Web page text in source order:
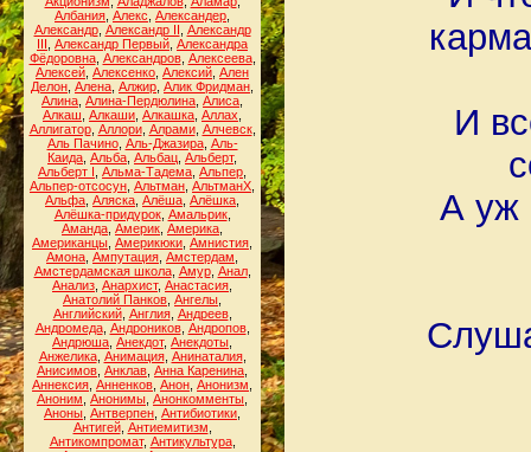
Албания Алекс Александер
Александр, Александр II Александр
III Александр Первый Александра
Фёдоровна, Александров, Алексеева,
Алексей Алексенко Алексий Ален
Делон Алена Алжир Алик Фридман
Алина Алина-Пердюлина Алиса
Алкаш Алкаши Алкашка Аллах
Аллигатор, Аллори, Алрами, Алчевск,
Аль Пачино, Аль-Джазира, Аль-
Каида Альба Альбац Альберт,
Альберт I Альма-Тадема Альпер
Альпер-отсосун Альтман АльтманХ
Альфа Аляска Алёша Алёшка
Алёшка-придурок, Амальрик,
Аманда Америк Америка
Американцы Америкюки Амнистия
Амона Ампутация Амстердам
Амстердамская школа, Амур, Анал,
Анализ Анархист, Анастасия
Анатолий Панков Ангелы
Английский, Англия, Андреев,
Андромеда, Андроников, Андропов,
Андрюша Анекдот, Анекдоты
Анжелика, Анимация, Анинаталия,
Анисимов Анклав Анна Каренина
Аннексия Анненков Анон Анонизм
Аноним Анонимы Анонкомменты
Аноны Антверпен Антибиотики
Антигей, Антиемитизм
Антикомпромат, Антикультура,
И
А уж